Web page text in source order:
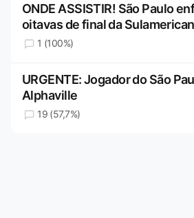
ONDE ASSISTIR! São Paulo
oitavas de final da
1 (100%)
URGENTE: Jogador do São
Alphaville
19 (57,7%)